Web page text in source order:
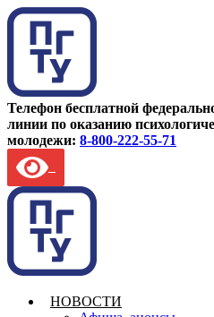
Телефон бесплатной
линии по оказанию
молодежи: 8-800-222-55-71
НОВОСТИ